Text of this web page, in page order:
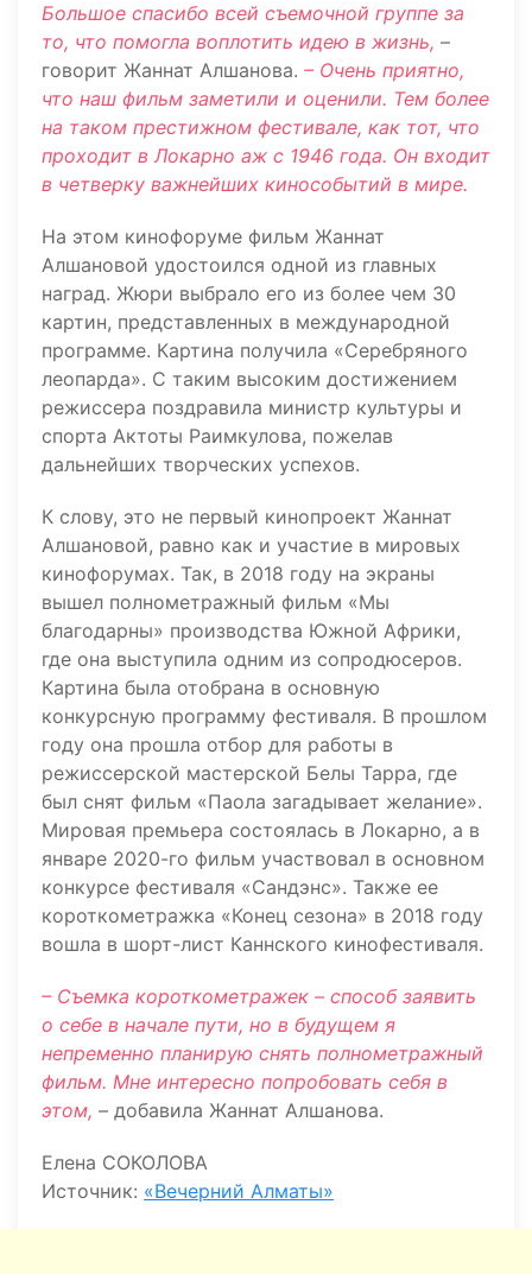
Большое спасибо всей съемочной группе за
то, что помогла воплотить идею в жизнь, –
говорит Жаннат Алшанова. – Очень приятно,
что наш фильм заметили и оценили. Тем более
на таком престижном фестивале, как тот, что
проходит в Локарно аж с 1946 года. Он входит
в четверку важнейших кинособытий в мире.
На этом кинофоруме фильм Жаннат
Алшановой удостоился одной из главных
наград. Жюри выбрало его из более чем 30
картин, представленных в международной
программе. Картина получила «Серебряного
леопарда». С таким высоким достижением
режиссера поздравила министр культуры и
спорта Актоты Раимкулова, пожелав
дальнейших творческих успехов.
К слову, это не первый кинопроект Жаннат
Алшановой, равно как и участие в мировых
кинофорумах. Так, в 2018 году на экраны
вышел полнометражный фильм «Мы
благодарны» производства Южной Африки,
где она выступила одним из сопродюсеров.
Картина была отобрана в основную
конкурсную программу фестиваля. В прошлом
году она прошла отбор для работы в
режиссерской мастерской Белы Тарра, где
был снят фильм «Паола загадывает желание».
Мировая премьера состоялась в Локарно, а в
январе 2020-го фильм участвовал в основном
конкурсе фестиваля «Сандэнс». Также ее
короткометражка «Конец сезона» в 2018 году
вошла в шорт-лист Каннского кинофестиваля.
– Съемка короткометражек – способ заявить
о себе в начале пути, но в будущем я
непременно планирую снять полнометражный
фильм. Мне интересно попробовать себя в
этом, – добавила Жаннат Алшанова.
Елена СОКОЛОВА
Источник: «Вечерний Алматы»